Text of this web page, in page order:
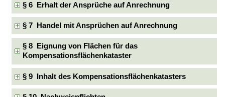
§ 6 Erhalt der Ansprüche auf Anrechnung
§ 7 Handel mit Ansprüchen auf Anrechnung
§ 8 Eignung von Flächen für das
Kompensationsflächenkataster
§ 9 Inhalt des Kompensationsflächenkatasters